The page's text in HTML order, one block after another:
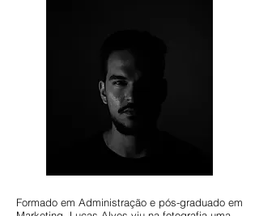
Formado em Administração e pós-graduado em